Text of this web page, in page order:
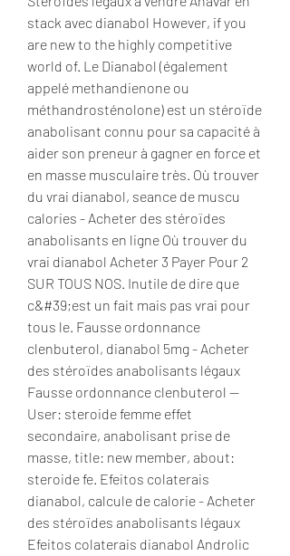
stack avec dianabol However, if you
are new to the highly competitive
world of. Le Dianabol (également
appelé methandienone ou
méthandrosténolone) est un stéroïde
anabolisant connu pour sa capacité à
aider son preneur à gagner en force et
en masse musculaire très. Où trouver
du vrai dianabol, seance de muscu
calories - Acheter des stéroïdes
anabolisants en ligne Où trouver du
vrai dianabol Acheter 3 Payer Pour 2
SUR TOUS NOS. Inutile de dire que
c&#39;est un fait mais pas vrai pour
tous le. Fausse ordonnance
clenbuterol, dianabol 5mg - Acheter
des stéroïdes anabolisants légaux
Fausse ordonnance clenbuterol --
User: steroide femme effet
secondaire, anabolisant prise de
masse, title: new member, about:
steroide fe. Efeitos colaterais
dianabol, calcule de calorie - Acheter
des stéroïdes anabolisants légaux
Efeitos colaterais dianabol Androlic